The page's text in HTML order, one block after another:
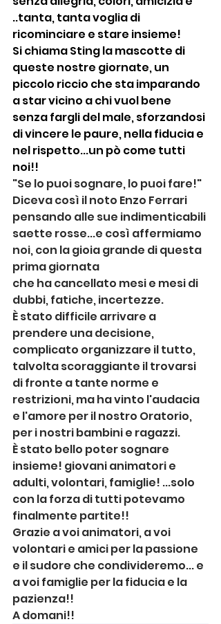
..tanta, tanta voglia di
ricominciare e stare insieme!
Si chiama Sting la mascotte di
queste nostre giornate, un
piccolo riccio che sta imparando
a star vicino a chi vuol bene
senza fargli del male, sforzandosi
di vincere le paure, nella fiducia e
nel rispetto...un pò come tutti
noi!!
"Se lo puoi sognare, lo puoi fare!"
Diceva così il noto Enzo Ferrari
pensando alle sue indimenticabili
saette rosse...e così affermiamo
noi, con la gioia grande di questa
prima giornata
che ha cancellato mesi e mesi di
dubbi, fatiche, incertezze.
È stato difficile arrivare a
prendere una decisione,
complicato organizzare il tutto,
talvolta scoraggiante il trovarsi
di fronte a tante norme e
restrizioni, ma ha vinto l'audacia
e l'amore per il nostro Oratorio,
per i nostri bambini e ragazzi.
È stato bello poter sognare
insieme! giovani animatori e
adulti, volontari, famiglie! ...solo
con la forza di tutti potevamo
finalmente partite!!
Grazie a voi animatori, a voi
volontari e amici per la passione
e il sudore che condivideremo... e
a voi famiglie per la fiducia e la
pazienza!!
A domani!!